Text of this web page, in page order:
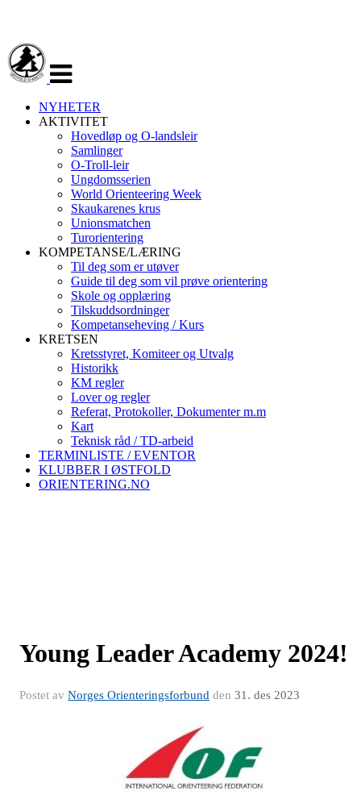
navigasjon
NYHETER
AKTIVITET
Hovedløp og O-landsleir
Samlinger
O-Troll-leir
Ungdomsserien
World Orienteering Week
Skaukarenes krus
Unionsmatchen
Turorientering
KOMPETANSE/LÆRING
Til deg som er utøver
Guide til deg som vil prøve orientering
Skole og opplæring
Tilskuddsordninger
Kompetanseheving / Kurs
KRETSEN
Kretsstyret, Komiteer og Utvalg
Historikk
KM regler
Lover og regler
Referat, Protokoller, Dokumenter m.m
Kart
Teknisk råd / TD-arbeid
TERMINLISTE / EVENTOR
KLUBBER I ØSTFOLD
ORIENTERING.NO
Young Leader Academy 2024!
Postet av Norges Orienteringsforbund den 31. des 2023